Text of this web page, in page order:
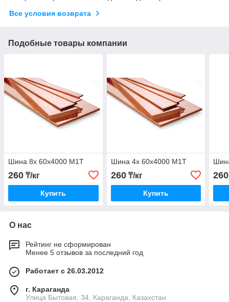
Все условия возврата
Подобные товары компании
Шина 8х 60х4000 М1Т
260 ₸/кг
Купить
Шина 4х 60х4000 М1Т
260₸/кг
Купить
260
О нас
Рейтинг не сформирован
Менее 5 отзывов за последний год
Работает с 26.03.2012
г. Караганда
Улица Бытовая, 34, Караганда, Казахстан